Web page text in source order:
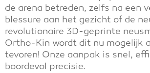
de arena betreden, zelfs na een
blessure aan het gezicht of de
revolutionaire 3D-geprinte
Ortho-Kin wordt dit nu mogelijk
tevoren! Onze aanpak is snel,
boordevol precisie.